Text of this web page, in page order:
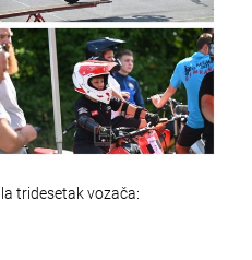
tridesetak vozača: